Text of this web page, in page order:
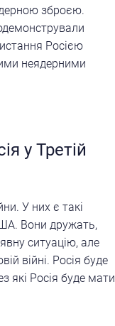
зброєю.
Росією
неядерними
у Третій
У них є такі
Вони дружать,
ситуацію, але
війні. Росія буде
які Росія буде мати